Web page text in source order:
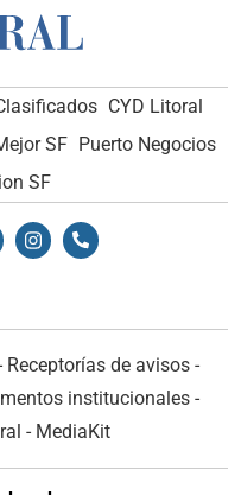
CYD Litoral
SF Puerto Negocios
SF
Receptorías de avisos -
institucionales-
- MediaKit